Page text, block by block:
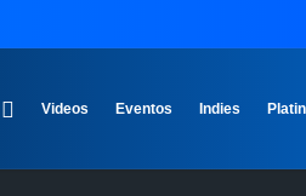
Videos Eventos Indies